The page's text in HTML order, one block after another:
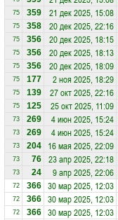
75 359 21 дек 2025, 15:08
75 358 20 дек 2025, 22:16
75 356 20 дек 2025, 18:15
75 356 20 дек 2025, 18:13
75 356 20 дек 2025, 18:09
75 177 2 ноя 2025, 18:29
75 139 27 окт 2025, 22:16
75 125 25 окт 2025, 11:09
73 269 4 июн 2025, 15:24
73 269 4 июн 2025, 15:24
73 204 16 мая 2025, 22:09
73 76 23 апр 2025, 22:18
73 24 9 апр 2025, 22:06
72 366 30 мар 2025, 12:03
72 366 30 мар 2025, 12:03
72 366 30 мар 2025, 12:03